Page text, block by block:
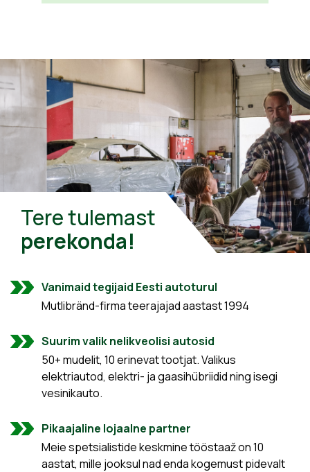
Tere tulemast
perekonda!
Vanimaid tegijaid Eesti autoturul
Mutlibränd-firma teerajajad aastast 1994
Suurim valik nelikveolisi autosid
50+ mudelit, 10 erinevat tootjat. Valikus
elektriautod, elektri- ja gaasihübriidid ning isegi
vesinikauto.
Pikaajaline lojaalne partner
Meie spetsialistide keskmine tööstaaž on 10
aastat, mille jooksul nad enda kogemust pidevalt